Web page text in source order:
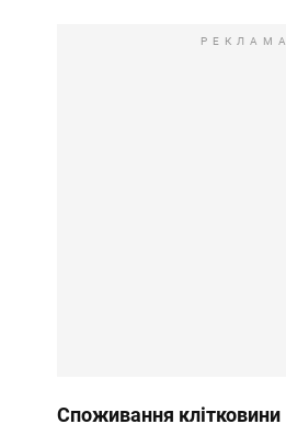
РЕКЛАМА
Споживання клітковини